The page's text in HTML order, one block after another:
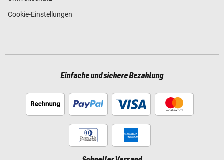
Cookie-Einstellungen
Einfache und sichere Bezahlung